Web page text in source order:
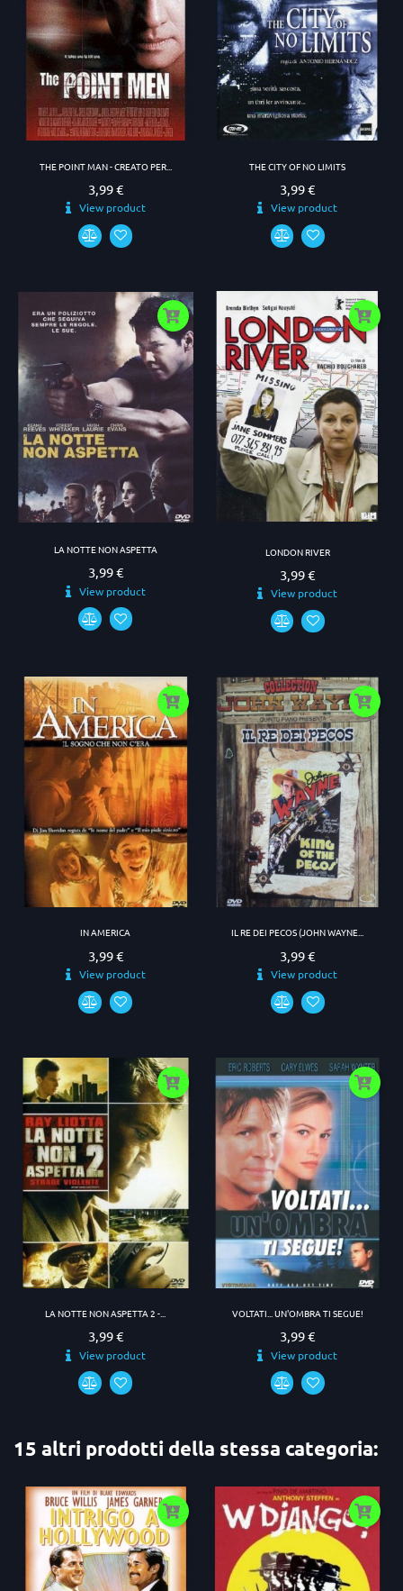
THE POINT MAN - CREATO PER...
Prezzo
3,99 €
View product
THE CITY OF NO LIMITS
Prezzo
3,99 €
View product
LA NOTTE NON ASPETTA
Prezzo
3,99 €
View product
LONDON RIVER
Prezzo
3,99 €
View product
IN AMERICA
Prezzo
3,99 €
View product
IL RE DEI PECOS (JOHN WAYNE...
Prezzo
3,99 €
View product
LA NOTTE NON ASPETTA 2 -...
Prezzo
3,99 €
View product
VOLTATI... UN'OMBRA TI SEGUE!
Prezzo
3,99 €
View product
15 altri prodotti della stessa categoria: